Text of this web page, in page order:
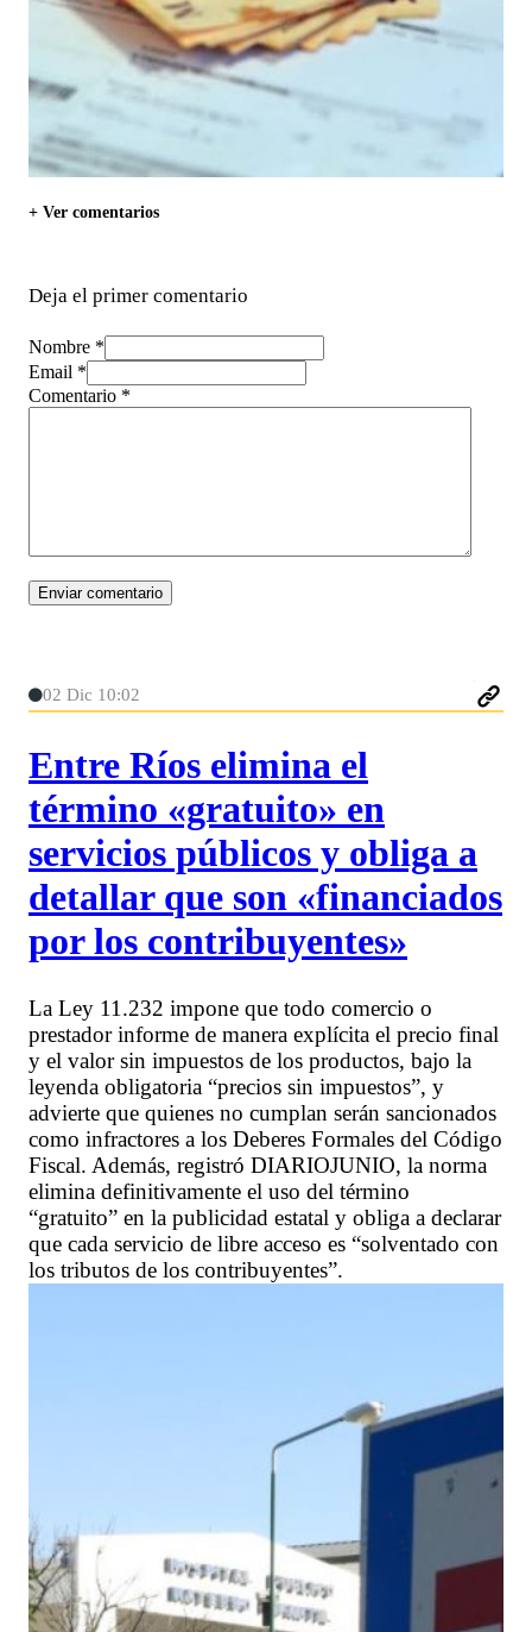
+ Ver comentarios
Deja el primer comentario
Nombre *
Email *
Comentario *
02 Dic 10:02
Entre Ríos elimina el
término «gratuito» en
servicios públicos y obliga a
detallar que son «financiados
por los contribuyentes»
La Ley 11.232 impone que todo comercio o
prestador informe de manera explícita el precio final
y el valor sin impuestos de los productos, bajo la
leyenda obligatoria “precios sin impuestos”, y
advierte que quienes no cumplan serán sancionados
como infractores a los Deberes Formales del Código
Fiscal. Además, registró DIARIOJUNIO, la norma
elimina definitivamente el uso del término
“gratuito” en la publicidad estatal y obliga a declarar
que cada servicio de libre acceso es “solventado con
los tributos de los contribuyentes”.